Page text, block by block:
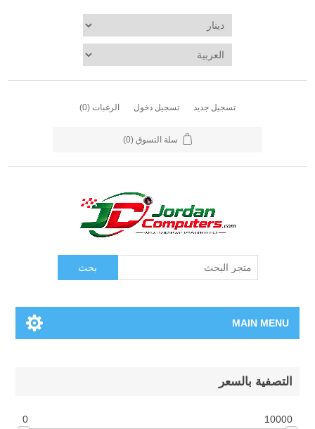
تسجيل جديد تسجيل دخول الرغبات (0)
سلة التسوق (0)
بحث
MAIN MENU
التصفية بالسعر
0 10000